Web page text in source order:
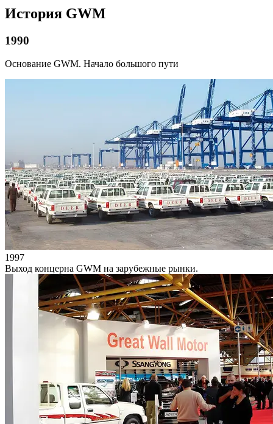
История GWM
1990
Основание GWM. Начало большого пути
1997
Выход концерна GWM на зарубежные рынки.